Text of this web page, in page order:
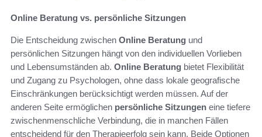
Online Beratung vs. persönliche Sitzungen
Die Entscheidung zwischen Online Beratung und
persönlichen Sitzungen hängt von den individuellen Vorlieben
und Lebensumständen ab. Online Beratung bietet Flexibilität
und Zugang zu Psychologen, ohne dass lokale geografische
Einschränkungen berücksichtigt werden müssen. Auf der
anderen Seite ermöglichen persönliche Sitzungen eine tiefere
zwischenmenschliche Verbindung, die in manchen Fällen
entscheidend für den Therapieerfolg sein kann. Beide Optionen